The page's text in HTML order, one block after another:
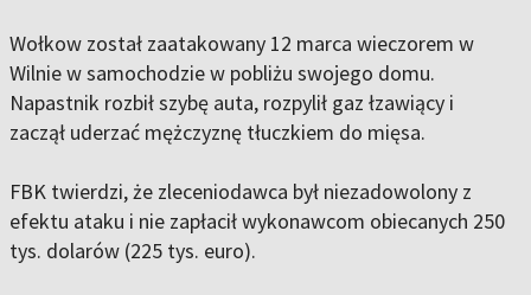
Wołkow został zaatakowany 12 marca wieczorem w
Wilnie w samochodzie w pobliżu swojego domu.
Napastnik rozbił szybę auta, rozpylił gaz łzawiący i
zaczął uderzać mężczyznę tłuczkiem do mięsa.
FBK twierdzi, że zleceniodawca był niezadowolony z
efektu ataku i nie zapłacił wykonawcom obiecanych 250
tys. dolarów (225 tys. euro).